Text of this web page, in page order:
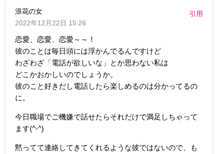
浪花の女
2022年12月22日 15:26
引用
恋愛、恋愛、恋愛～～！
彼のことは毎日頭には浮かんでるんですけど
わざわざ「電話が欲しいな」とか思わない私は
どこかおかしいのでしょうか。
彼のこと好きだし電話したら楽しめるのは分かってるの
に。
今日職場でご機嫌で話せたらそれだけで満足しちゃって
ます(^-^)
黙ってて連絡してきてくれるような彼ではないので、も